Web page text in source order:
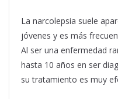
La narcolepsia suele
jóvenes y es más
Al ser una enfermedad
hasta 10 años en ser
su tratamiento es muy